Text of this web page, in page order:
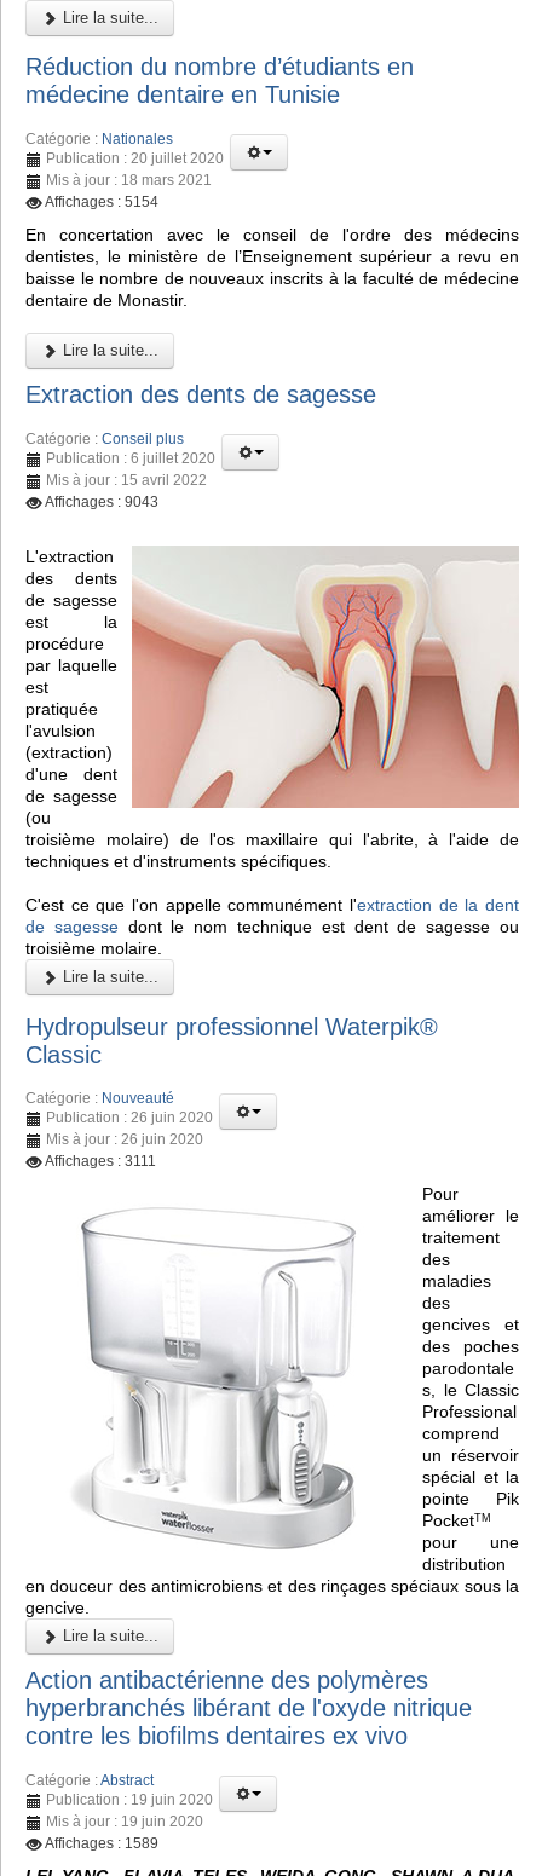
Lire la suite...
Réduction du nombre d’étudiants en
médecine dentaire en Tunisie
Catégorie : Nationales
Publication : 20 juillet 2020
Mis à jour : 18 mars 2021
Affichages : 5154
En concertation avec le conseil de l'ordre des médecins
dentistes, le ministère de l’Enseignement supérieur a revu en
baisse le nombre de nouveaux inscrits à la faculté de médecine
dentaire de Monastir.
Lire la suite...
Extraction des dents de sagesse
Catégorie : Conseil plus
Publication : 6 juillet 2020
Mis à jour : 15 avril 2022
Affichages : 9043
L'extraction
des dents
de sagesse
est la
procédure
par laquelle
est
pratiquée
l'avulsion
(extraction)
d'une dent
de sagesse
(ou
troisième molaire) de l'os maxillaire qui l'abrite, à l'aide de
techniques et d'instruments spécifiques.
C'est ce que l'on appelle communément l'extraction de la dent
de sagessedont le nom technique est dent de sagesse ou
troisième molaire.
Lire la suite...
Hydropulseur professionnel Waterpik®
Classic
Catégorie : Nouveauté
Publication : 26 juin 2020
Mis à jour : 26 juin 2020
Affichages : 3111
Pour
améliorer le
traitement
des
maladies
des
gencives et
des poches
parodontale
s, le Classic
Professional
comprend
un réservoir
spécial et la
pointe Pik
PocketTM
pour une
distribution
en douceur des antimicrobiens et des rinçages spéciaux sous la
gencive.
Lire la suite...
Action antibactérienne des polymères
hyperbranchés libérant de l'oxyde nitrique
contre les biofilms dentaires ex vivo
Catégorie :Abstract
Publication : 19 juin 2020
Mis à jour : 19 juin 2020
Affichages : 1589